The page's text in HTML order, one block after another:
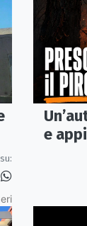
e